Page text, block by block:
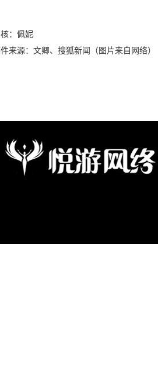
：佩妮
来源：文卿、搜狐新闻（图片来自网络）